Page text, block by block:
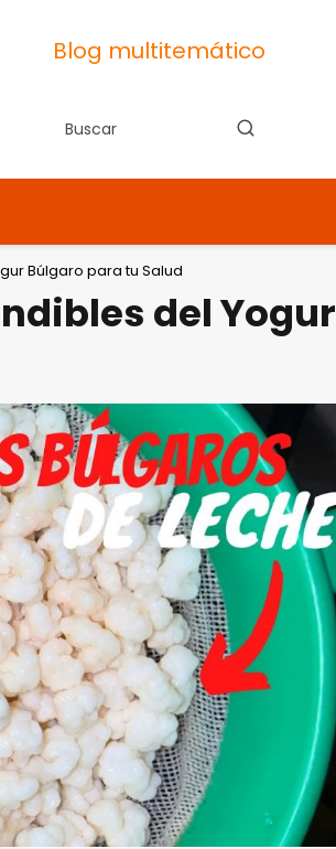
Blog multitemático
Búlgaro para tu Salud
del Yogur